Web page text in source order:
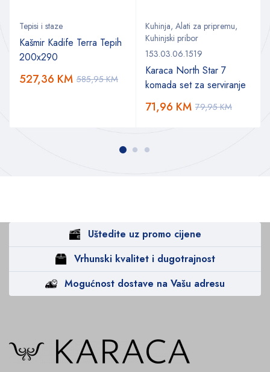
Tepisi i staze
Kašmir Kadife Terra Tepih
200x290
585,95KM
527,36 KM
Kuhinja, Alati za pripremu,
Kuhinjski pribor
153.03.06.1519
Karaca North Star 7
komada set za serviranje
79,95KM
71,96 KM
Uštedite uz promo cijene
Vrhunski kvalitet i dugotrajnost
Mogućnost dostave na Vašu adresu